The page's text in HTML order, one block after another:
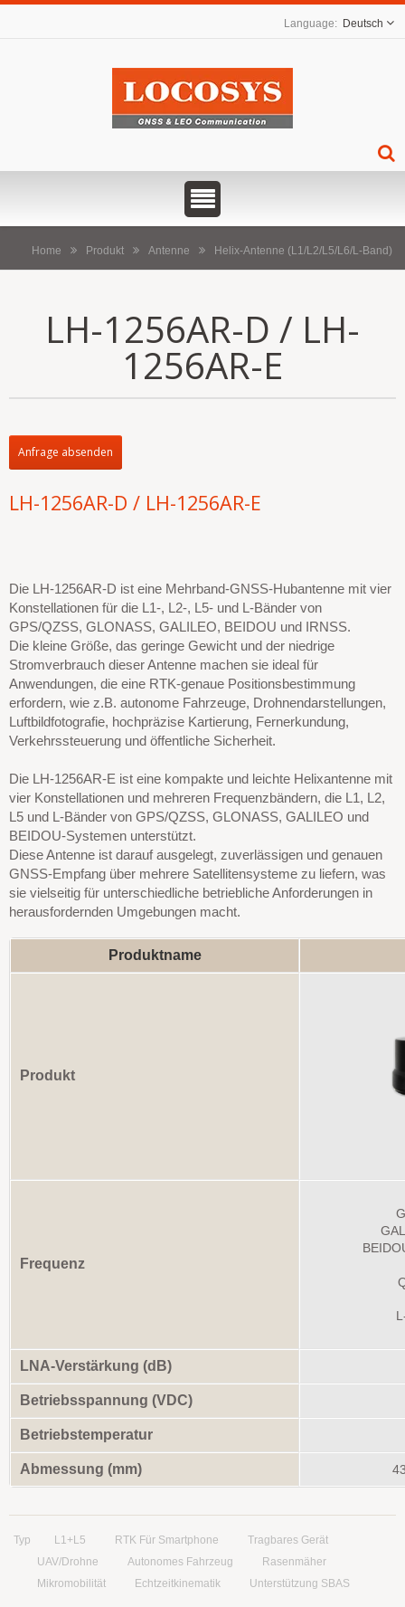
Deutsch
Home Produkt Antenne Helix-Antenne (L1/L2/L5/L6/L-Band)
LH-1256AR-D / LH-
1256AR-E
Anfrage absenden
LH-1256AR-D / LH-1256AR-E
Die LH-1256AR-D ist eine Mehrband-GNSS-Hubantenne mit vier
Konstellationen für die L1-, L2-, L5- und L-Bänder von
GPS/QZSS, GLONASS, GALILEO, BEIDOU und IRNSS.
Die kleine Größe, das geringe Gewicht und der niedrige
Stromverbrauch dieser Antenne machen sie ideal für
Anwendungen, die eine RTK-genaue Positionsbestimmung
erfordern, wie z.B. autonome Fahrzeuge, Drohnendarstellungen,
Luftbildfotografie, hochpräzise Kartierung, Fernerkundung,
Verkehrssteuerung und öffentliche Sicherheit.
Die LH-1256AR-E ist eine kompakte und leichte Helixantenne mit
vier Konstellationen und mehreren Frequenzbändern, die L1, L2,
L5 und L-Bänder von GPS/QZSS, GLONASS, GALILEO und
BEIDOU-Systemen unterstützt.
Diese Antenne ist darauf ausgelegt, zuverlässigen und genauen
GNSS-Empfang über mehrere Satellitensysteme zu liefern, was
sie vielseitig für unterschiedliche betriebliche Anforderungen in
herausfordernden Umgebungen macht.
Produktname
Produkt
Frequenz
LNA-Verstärkung (dB)
Betriebsspannung (VDC)
Betriebstemperatur
Abmessung (mm)
Typ L1+L5 RTK Für Smartphone
Tragbares Gerät
UAV/Drohne
Autonomes Fahrzeug
Rasenmäher
Mikromobilität
Echtzeitkinematik Unterstützung SBAS